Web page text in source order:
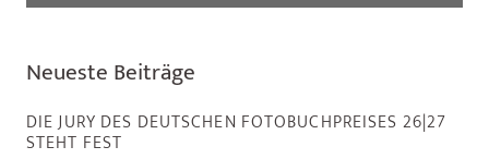
Neueste Beiträge
DIE JURY DES DEUTSCHEN FOTOBUCHPREISES 26|27
STEHT FEST